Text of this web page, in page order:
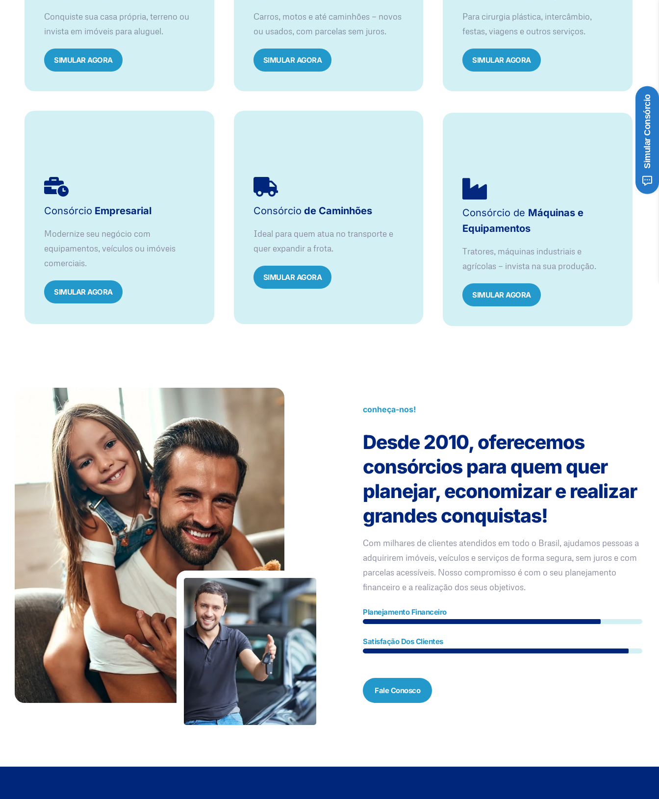
Conquiste sua casa própria, terreno ou
invista em imóveis para aluguel.
SIMULAR AGORA​
Carros, motos e até caminhões — novos
ou usados, com parcelas sem juros.
SIMULAR AGORA
Para cirurgia plástica, intercâmbio,
festas, viagens e outros serviços.
SIMULAR AGORA
Consórcio Empresarial
Modernize seu negócio com
equipamentos, veículos ou imóveis
comerciais.
SIMULAR AGORA
Consórcio de Caminhões
Ideal para quem atua no transporte e
quer expandir a frota.
SIMULAR AGORA
Consórcio de Máquinas e
Equipamentos
Tratores, máquinas industriais e
agrícolas — invista na sua produção.
SIMULAR AGORA
conheça-nos!
Desde 2010, oferecemos
consórcios para quem quer
planejar, economizar e realizar
grandes conquistas!
Com milhares de clientes atendidos em todo o Brasil, ajudamos pessoas a
adquirirem imóveis, veículos e serviços de forma segura, sem juros e com
parcelas acessíveis. Nosso compromisso é com o seu planejamento
financeiro e a realização dos seus objetivos.
Planejamento Financeiro
Satisfação Dos Clientes
Fale Conosco
Simular Consórcio